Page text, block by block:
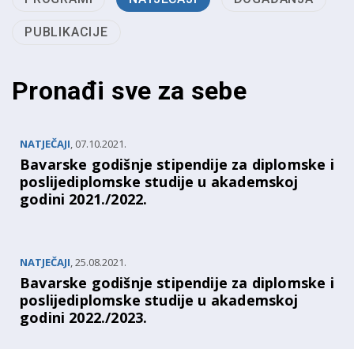
PUBLIKACIJE
Pronađi sve za sebe
NATJEČAJI, 07.10.2021.
Bavarske godišnje stipendije za diplomske i
poslijediplomske studije u akademskoj
godini 2021./2022.
NATJEČAJI,25.08.2021.
Bavarske godišnje stipendije za diplomske i
poslijediplomske studije u akademskoj
godini 2022./2023.